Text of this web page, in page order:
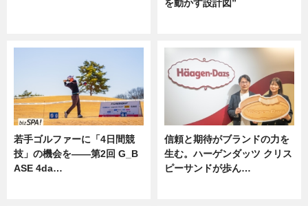
を動かす設計図”
若手ゴルファーに「4日間競
技」の機会を——第2回 G_B
ASE 4da…
信頼と期待がブランドの力を
生む。ハーゲンダッツ クリス
ピーサンドが歩ん…